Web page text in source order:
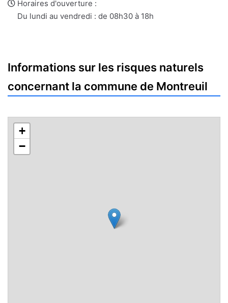
e-
mail
Horaires d'ouverture :
Du lundi au vendredi : de 08h30 à 18h
Informations sur les risques naturels
concernant la commune de Montreuil
+
−